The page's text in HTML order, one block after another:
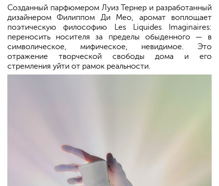
Созданный парфюмером Луиз Тернер и разработанный
дизайнером Филиппом Ди Мео, аромат воплощает
поэтическую философию Les Liquides Imaginaires:
переносить носителя за пределы обыденного — в
символическое, мифическое, невидимое. Это
отражение творческой свободы дома и его
стремления уйти от рамок реальности.